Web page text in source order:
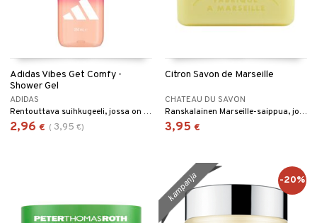
Adidas Vibes Get Comfy -
Shower Gel
ADIDAS
Rentouttava suihkugeeli, jossa on vaniljaa ja mandariinia.
2,96 € ( 3,95 €)
Citron Savon de Marseille
CHATEAU DU SAVON
Ranskalainen Marseille-saippua, jossa on raikas, piristävä sitruunan tuoksu.
3,95 €
kampanja -20%